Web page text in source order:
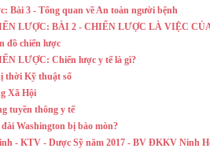
Bài 3 - Tổng quan về An toàn người bệnh
LƯỢC: BÀI 2 - CHIẾN LƯỢC LÀ VIỆC
đồ chiến lược
LƯỢC: Chiến lược y tế là gì?
thời Kỹ thuật số
Xã Hội
tuyền thông y tế
Washington bị bào mòn?
- KTV - Dược Sỹ năm 2017 - BV ĐKKV Ninh